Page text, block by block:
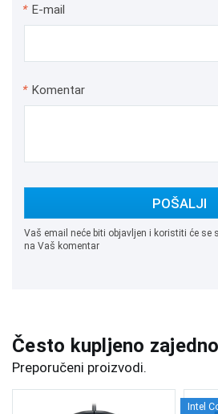
* E-mail
* Komentar
POŠALJI
Vaš email neće biti objavljen i koristiti će se
na Vaš komentar
Često kupljeno zajedno
Preporučeni proizvodi.
Intel